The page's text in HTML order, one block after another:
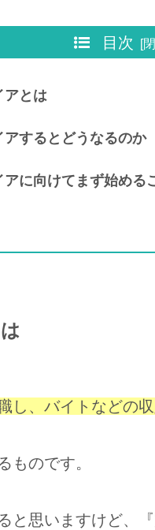
目次
アとは
アするとどうなるのか
アに向けてまず始める
し、バイトなどの
ものです。
と思いますけど、